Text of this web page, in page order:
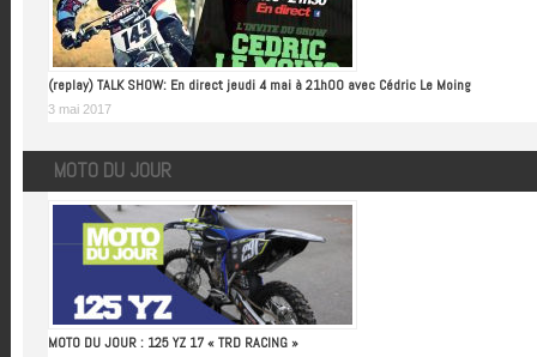
(replay) TALK SHOW: En direct jeudi 4 mai à 21h00 avec Cédric Le Moing
3 mai 2017
MOTO DU JOUR
MOTO DU JOUR : 125 YZ 17 « TRD RACING »